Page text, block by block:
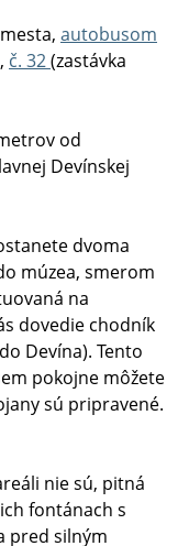
autobusom
č. 32(zastávka
od
Devínskej
dvoma
múzea, smerom
na
dovedie chodník
Devína). Tento
pokojne môžete
sú pripravené.
nie sú, pitná
fontánach s
pred silným